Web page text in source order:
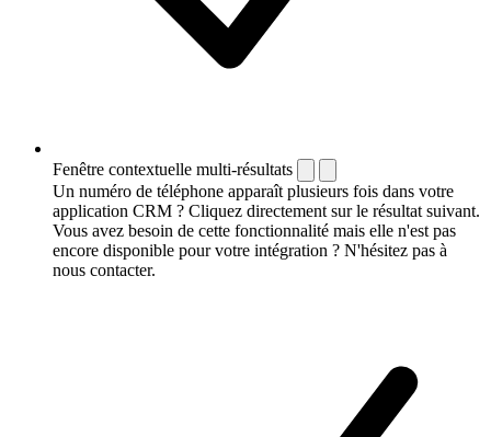
Fenêtre contextuelle multi-résultats
Un numéro de téléphone apparaît plusieurs fois dans votre
application CRM ? Cliquez directement sur le résultat suivant.
Vous avez besoin de cette fonctionnalité mais elle n'est pas
encore disponible pour votre intégration ? N'hésitez pas à
nous contacter.